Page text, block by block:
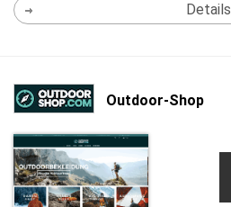
Details
Outdoor-Shop